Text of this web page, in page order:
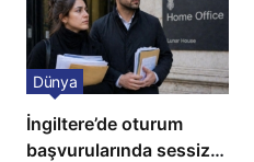
İngiltere’de oturum
başvurularında sessiz
Dünya